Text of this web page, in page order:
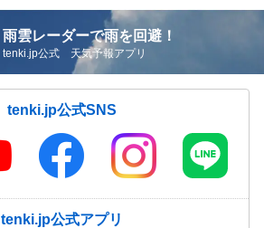
雨雲レーダーで雨を回避！
tenki.jp公式 天気予報アプリ
tenki.jp公式SNS
tenki.jp公式アプリ